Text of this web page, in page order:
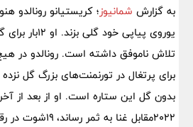
به گزارش شمانیوز؛ کریستیانو رونالدو
یوروی پیاپی خود
برای پرتغال در تورنمنت‌های بزرگ گل
بدون گل این ستاره است. او از بعد از
۲۰۲۲مقابل غنا به